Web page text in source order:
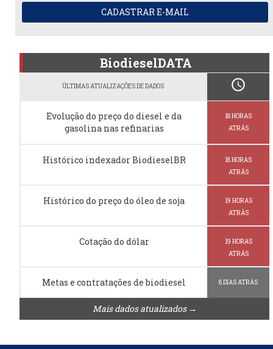
CADASTRAR E-MAIL
BiodieselDATA
ÚLTIMAS ATUALIZAÇÕES DE DADOS schedule
Evolução do preço do diesel e da
gasolina nas refinarias
18 HORAS
ATRÁS
Histórico indexador BiodieselBR
18 HORAS
ATRÁS
Histórico do preço do óleo de soja
19 HORAS
ATRÁS
Cotação do dólar
19 HORAS
ATRÁS
Metas e contratações de biodiesel 8 DIAS ATRÁS
Mais dados atualizados →